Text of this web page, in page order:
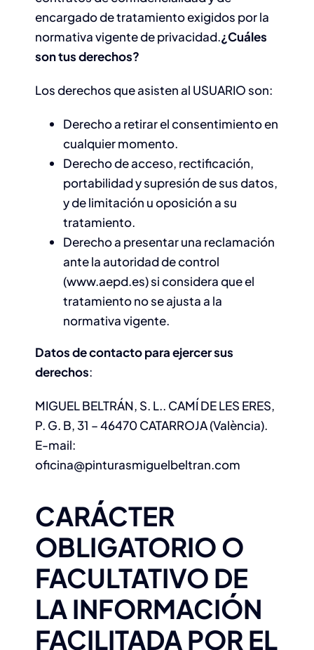
encargado de tratamiento exigidos por la
normativa vigente de privacidad.¿Cuáles
son tus derechos?
Los derechos que asisten al USUARIO son:
Derecho a retirar el consentimiento en
cualquier momento.
Derecho de acceso, rectificación,
portabilidad y supresión de sus datos,
y de limitación u oposición a su
tratamiento.
Derecho a presentar una reclamación
ante la autoridad de control
(www.aepd.es) si considera que el
tratamiento no se ajusta a la
normativa vigente.
Datos de contacto para ejercer sus
derechos:
MIGUEL BELTRÁN, S. L.. CAMÍ DE LES ERES,
P. G. B, 31 – 46470 CATARROJA (València).
E-mail:
oficina@pinturasmiguelbeltran.com
CARÁCTER
OBLIGATORIO O
FACULTATIVO DE
LA INFORMACIÓN
FACILITADA POR EL